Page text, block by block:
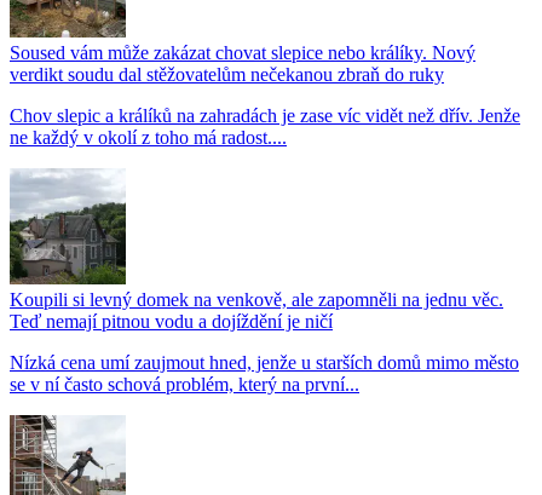
Soused vám může zakázat chovat slepice nebo králíky. Nový
verdikt soudu dal stěžovatelům nečekanou zbraň do ruky
Chov slepic a králíků na zahradách je zase víc vidět než dřív. Jenže
ne každý v okolí z toho má radost....
Koupili si levný domek na venkově, ale zapomněli na jednu věc.
Teď nemají pitnou vodu a dojíždění je ničí
Nízká cena umí zaujmout hned, jenže u starších domů mimo město
se v ní často schová problém, který na první...